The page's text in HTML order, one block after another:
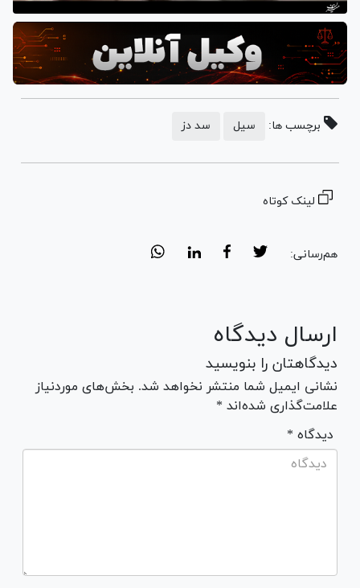
برچسب ها: سیل سد دز
لینک کوتاه
هم‌رسانی:
ارسال دیدگاه
دیدگاهتان را بنویسید
نشانی ایمیل شما منتشر نخواهد شد. بخش‌های موردنیاز
علامت‌گذاری شده‌اند *
* دیدگاه